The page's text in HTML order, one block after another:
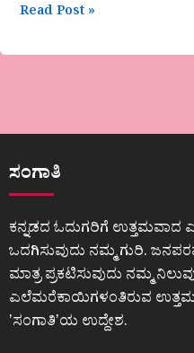
Read Post »
ಸಂಗಾತಿ
ಕನ್ನಡದ ಓದುಗರಿಗೆ ಉತ್ತಮವಾದ
ಒದಗಿಸುವುದು ನಮ್ಮ ಗುರಿ.
ಮಾತ್ರ ಪ್ರಕಟಿಸುವುದು ನಮ್ಮ
ಎಲೆಮರೆಕಾಯಿಗಳಂತಿರುವ ಉತ್ತಮ
ʼಸಂಗಾತಿʼಯ ಉದ್ದೇಶ.